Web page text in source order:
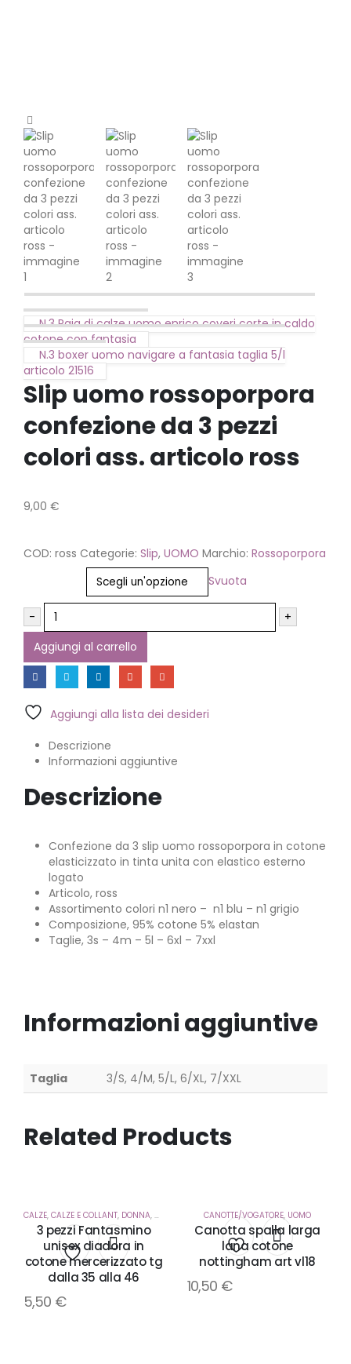
N.3 Paia di calze uomo enrico coveri corte in caldo
cotone con fantasia
N.3 boxer uomo navigare a fantasia taglia 5/l
articolo 21516
Slip uomo rossoporpora
confezione da 3 pezzi
colori ass. articolo ross
9,00 €
COD: ross Categorie: Slip, UOMO Marchio: Rossoporpora
Svuota
-
+
Aggiungi al carrello
Aggiungi alla lista dei desideri
Descrizione
Informazioni aggiuntive
Descrizione
Confezione da 3 slip uomo rossoporpora in cotone
elasticizzato in tinta unita con elastico esterno
logato
Articolo, ross
Assortimento colori n1 nero – n1 blu – n1 grigio
Composizione, 95% cotone 5% elastan
Taglie, 3s – 4m – 5l – 6xl – 7xxl
Informazioni aggiuntive
Taglia 3/S, 4/M, 5/L, 6/XL, 7/XXL
Related Products
Aggiungi
alla
CALZE, CALZE E COLLANT, DONNA, UOMO
3 pezzi Fantasmino
unisex diadora in
cotone mercerizzato tg
dalla 35 alla 46
5,50 €
Aggiungi
CANOTTE/VOGATORE, UOMO
Canotta spalla larga
lana cotone
nottingham art vl18
10,50 €